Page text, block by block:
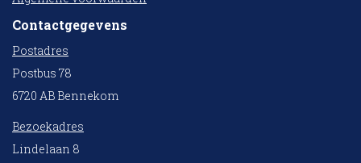
Contactgegevens
Postadres
Postbus 78
6720 AB Bennekom
Bezoekadres
Lindelaan 8